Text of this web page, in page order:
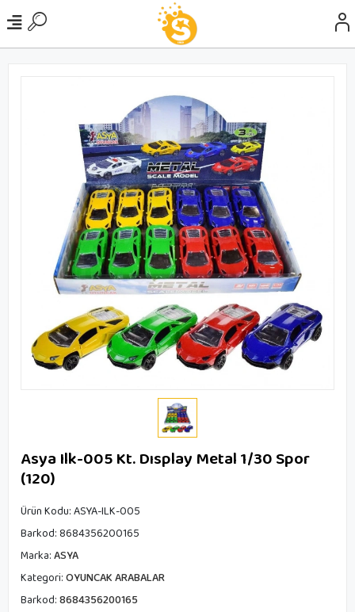
Asya Ilk-005 Kt. Dısplay Metal 1/30 Spor
(120)
Ürün Kodu:ASYA-ILK-005
Barkod:8684356200165
Marka:ASYA
Kategori:OYUNCAK ARABALAR
Barkod:8684356200165